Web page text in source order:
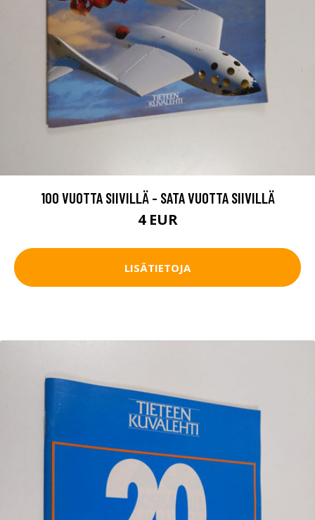
100 VUOTTA SIIVILLÄ - SATA VUOTTA SIIVILLÄ
4 EUR
LISÄTIETOJA